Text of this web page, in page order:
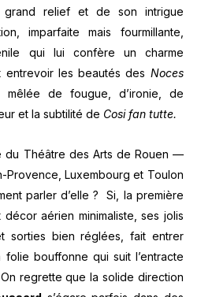
relief et de son intrigue
imparfaite mais fourmillante,
qui lui confère un charme
entrevoir les beautés des Noces
de fougue, d’ironie, de
et la subtilité de Cosi fan tutte.
du Théâtre des Arts de Rouen —
Luxembourg et Toulon
parler d’elle ? Si, la première
aérien minimaliste, ses jolis
sorties bien réglées, fait entrer
folie bouffonne qui suit l’entracte
regrette que la solide direction